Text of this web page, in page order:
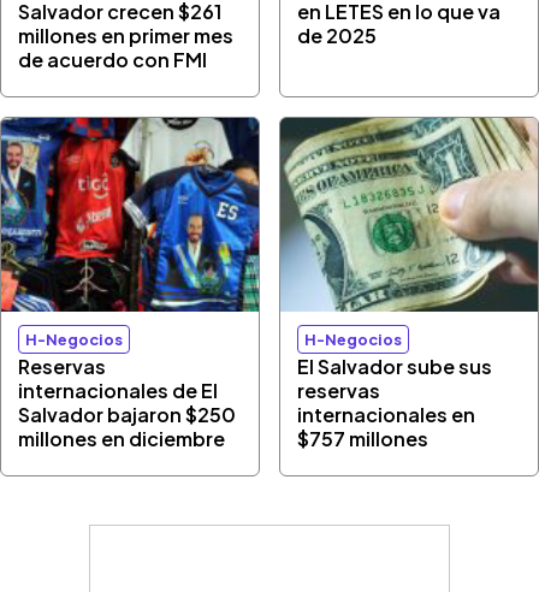
Salvador crecen $261
millones en primer mes
de acuerdo con FMI
en LETES en lo que va
de 2025
H-Negocios
Reservas
internacionales de El
Salvador bajaron $250
millones en diciembre
H-Negocios
El Salvador sube sus
reservas
internacionales en
$757 millones